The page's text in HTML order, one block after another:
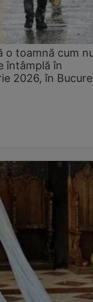
o toamnă cum
întâmplă în
2026, în